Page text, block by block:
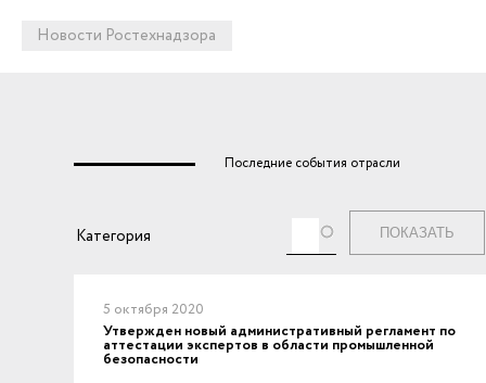
Новости Ростехнадзора
Последние события отрасли
5 октября 2020
Утвержден новый административный регламент по
аттестации экспертов в области промышленной
безопасности